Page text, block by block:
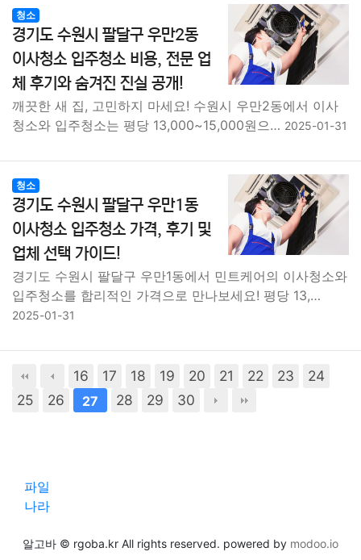
청소
경기도 수원시 팔달구 우만2동
이사청소 입주청소 비용, 전문 업
체 후기와 숨겨진 진실 공개!
깨끗한 새 집, 고민하지 마세요! 수원시 우만2동에서 이사
청소와 입주청소는 평당 13,000~15,000원으… 2025-01-31
청소
경기도 수원시 팔달구 우만1동
이사청소 입주청소 가격, 후기 및
업체 선택 가이드!
경기도 수원시 팔달구 우만1동에서 민트케어의 이사청소와
입주청소를 합리적인 가격으로 만나보세요! 평당 13,…
2025-01-31
16 17 18 19 20 21 22 23
24
25
26 27 28 29 30
파일
나라
알고바 © rgoba.kr All rights reserved. powered by modoo.io